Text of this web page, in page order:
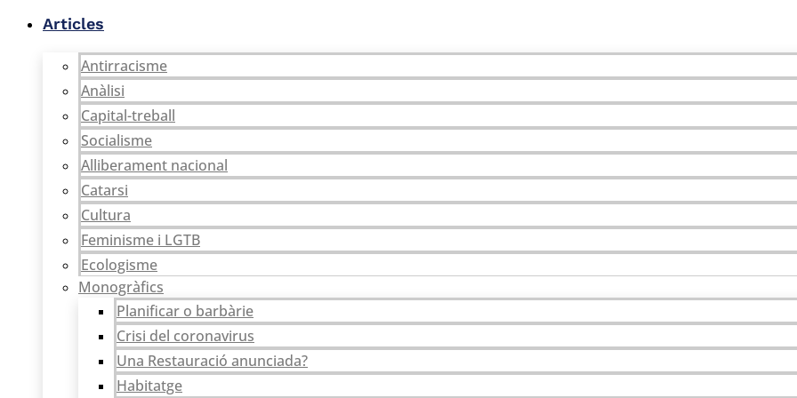
Articles
Antirracisme
Anàlisi
Capital-treball
Socialisme
Alliberament nacional
Catarsi
Cultura
Feminisme i LGTB
Ecologisme
Monogràfics
Planificar o barbàrie
Crisi del coronavirus
Una Restauració anunciada?
Habitatge